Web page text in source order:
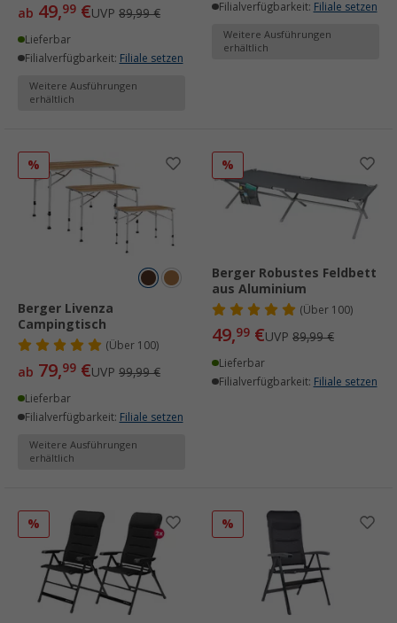
ab 49,99 €UVP 89,99 €
Lieferbar
Filialverfügbarkeit: Filiale setzen
Weitere Ausführungen
erhältlich
Filialverfügbarkeit: Filiale setzen
Weitere Ausführungen
erhältlich
%
Berger Livenza
Campingtisch
(Über100)
ab 79,99 €UVP 99,99 €
Lieferbar
Filialverfügbarkeit: Filiale setzen
Weitere Ausführungen
erhältlich
%
Berger Robustes Feldbett
aus Aluminium
(Über100)
49,99 €UVP 89,99 €
Lieferbar
Filialverfügbarkeit: Filiale setzen
% %